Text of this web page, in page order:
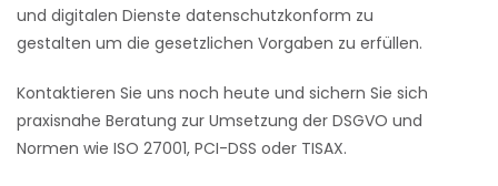
und digitalen Dienste datenschutzkonform zu
gestalten um die gesetzlichen Vorgaben zu erfüllen.
Kontaktieren Sie uns noch heute und sichern Sie sich
praxisnahe Beratung zur Umsetzung der DSGVO und
Normen wie ISO 27001, PCI-DSS oder TISAX.